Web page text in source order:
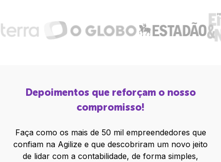
Depoimentos que reforçam o nosso
compromisso!
Faça como os mais de 50 mil empreendedores que
confiam na Agilize e que descobriram um novo jeito
de lidar com a contabilidade, de forma simples,